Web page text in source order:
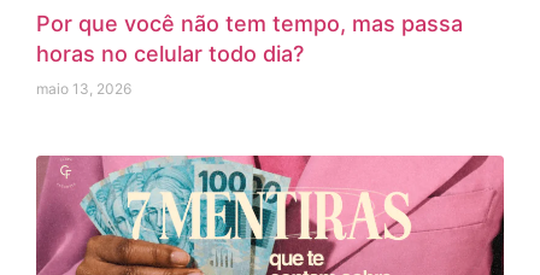
Por que você não tem tempo, mas passa
horas no celular todo dia?
maio 13, 2026